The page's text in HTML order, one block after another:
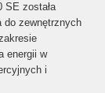
SE została
do zewnętrznych
energii w
i